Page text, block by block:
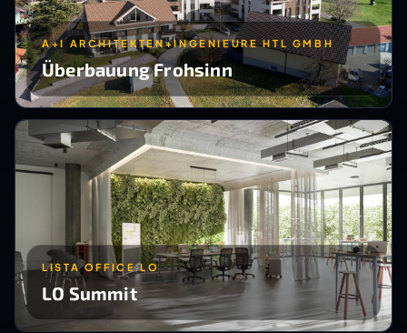
A+I ARCHITEKTEN+INGENIEURE HTL GMBH
Überbauung Frohsinn
LISTA OFFICE LO
LO Summit